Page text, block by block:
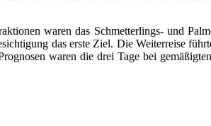
waren das Schmetterlings- und
das erste Ziel. Die Weiterreise
waren die drei Tage bei